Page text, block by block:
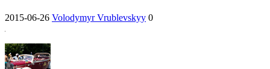
2015-06-26 Volodymyr Vrublevskyy 0